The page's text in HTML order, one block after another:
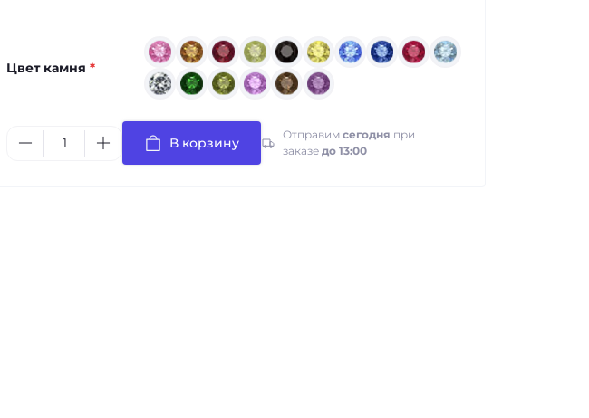
Цвет камня *
В корзину
Отправим сегодня при
заказе до 13:00